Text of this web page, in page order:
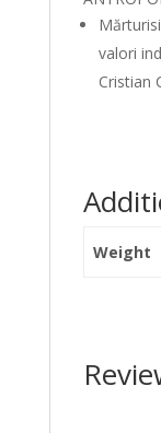
valori
Cristian
Weight